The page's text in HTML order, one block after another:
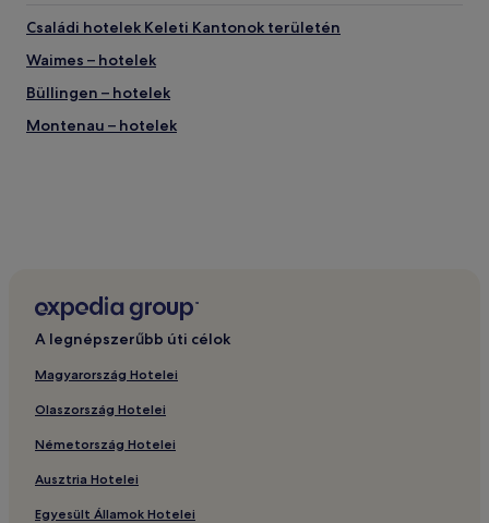
elérhetőség
változhat.
További
feltételek
Családi hotelek Keleti Kantonok területén
Waimes – hotelek
Büllingen – hotelek
Montenau – hotelek
A legnépszerűbb úti célok
Magyarország Hotelei
Olaszország Hotelei
Németország Hotelei
Ausztria Hotelei
Egyesült Államok Hotelei